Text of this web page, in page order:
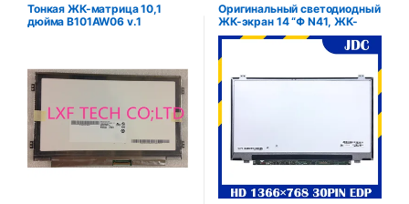
Тонкая ЖК-матрица 10,1
дюйма B101AW06 v.1
Оригинальный светодиодный
ЖК-экран 14 “Φ N41, ЖК-
дисплей NT140WHM N31 N41
для ноутбука, 1366*768,
30NT140WHM-N31